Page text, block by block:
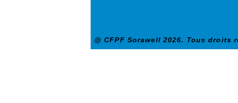
@ CFPF Sorawell 2026. Tous droits